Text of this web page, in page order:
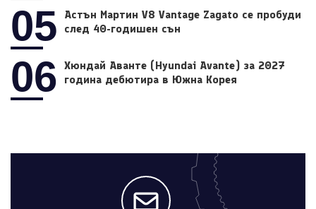
05
Астън Мартин V8 Vantage Zagato се пробуди
след 40-годишен сън
06
Хюндай Аванте (Hyundai Avante) за 2027
година дебютира в Южна Корея